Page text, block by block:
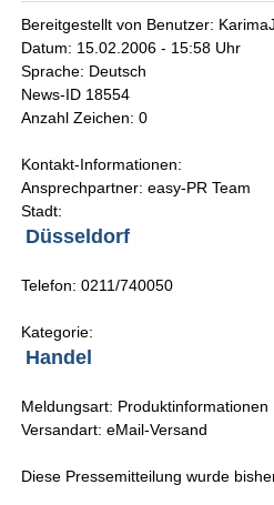
Bereitgestellt von Benutzer:
Datum: 15.02.2006 - 15:58 Uhr
Sprache: Deutsch
News-ID 18554
Anzahl Zeichen: 0
Kontakt-Informationen:
Ansprechpartner: easy-PR Team
Stadt:
Düsseldorf
Telefon: 0211/740050
Kategorie:
Handel
Meldungsart: Produktinformationen
Versandart: eMail-Versand
Diese Pressemitteilung wurde